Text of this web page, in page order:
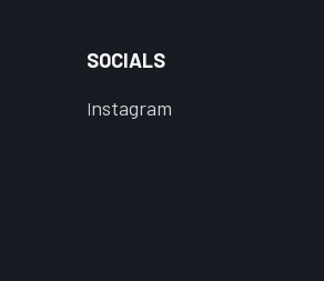
SOCIALS
Instagram